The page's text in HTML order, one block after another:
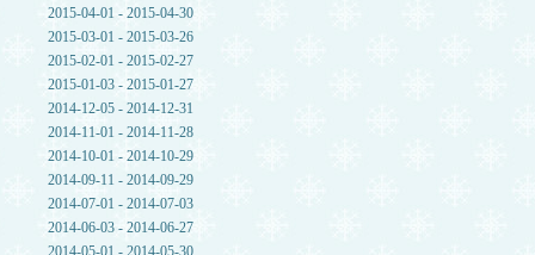
2015-04-01 - 2015-04-30
2015-03-01 - 2015-03-26
2015-02-01 - 2015-02-27
2015-01-03 - 2015-01-27
2014-12-05 - 2014-12-31
2014-11-01 - 2014-11-28
2014-10-01 - 2014-10-29
2014-09-11 - 2014-09-29
2014-07-01 - 2014-07-03
2014-06-03 - 2014-06-27
2014-05-01 - 2014-05-30